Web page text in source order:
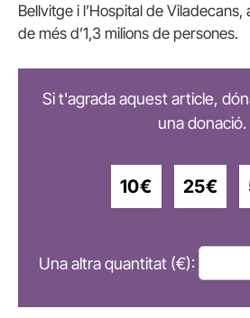
Bellvitge i l’Hospital de
de més d’1,3 milions de persones.
Si t'agrada aquest article,
una donació.
10€ 25€
Una altra quantitat (€):